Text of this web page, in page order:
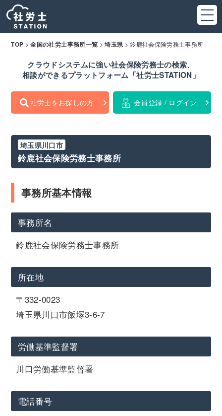
TOP >全国の社労士事務所一覧 >埼玉県 >鈴鹿社会保険労務士事務所
クラウドシステムに強い社会保険労務士の検索、
相談ができるプラットフォーム「社労士STATION」
社労士をお探しの方 会員登録 / ログイン
埼玉県川口市
鈴鹿社会保険労務士事務所
事務所基本情報
事務所名
鈴鹿社会保険労務士事務所
所在地
〒332-0023
埼玉県川口市飯塚3-6-7
労働基準監督署
川口労働基準監督署
電話番号